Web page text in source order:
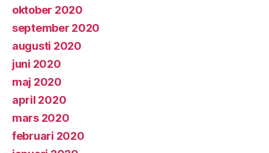
oktober 2020
september 2020
augusti 2020
juni 2020
maj 2020
april 2020
mars 2020
februari 2020